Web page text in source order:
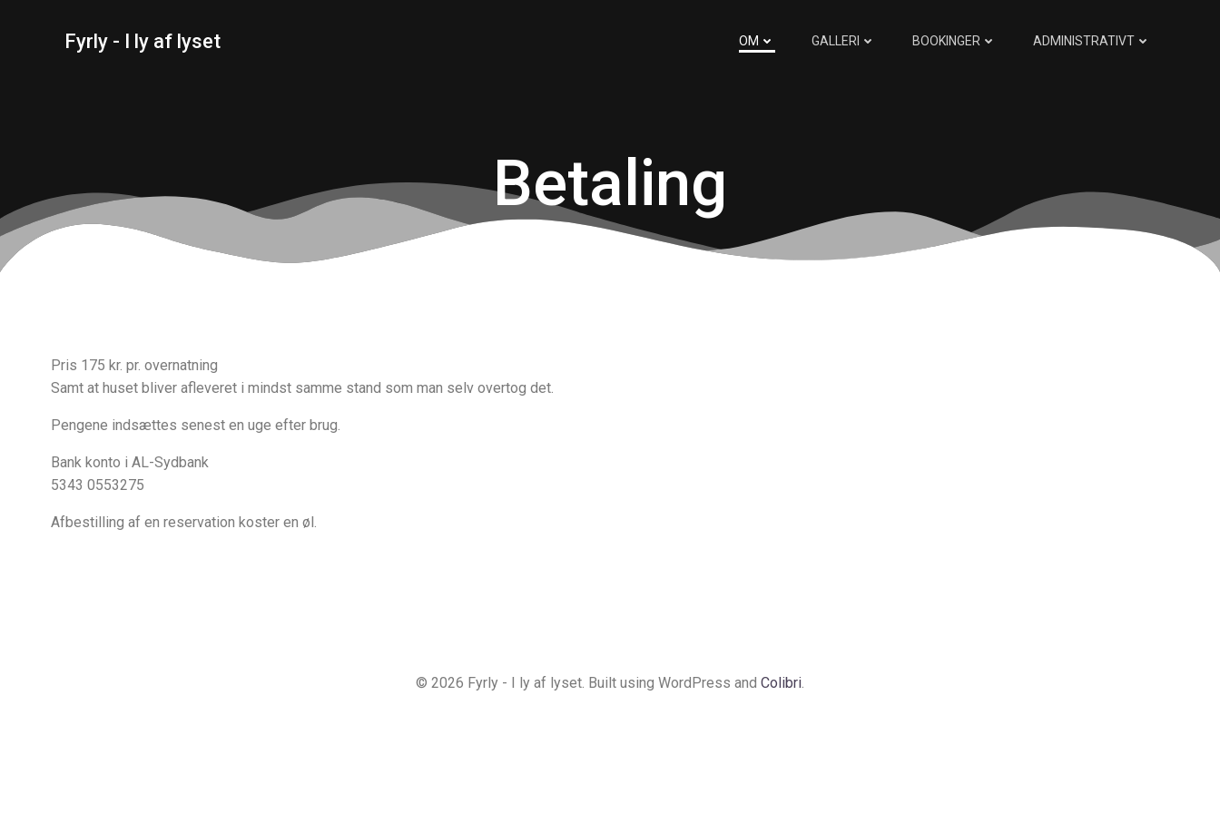
Fyrly - I ly af lyset OM GALLERI BOOKINGER ADMINISTRATIVT
Betaling
Pris 175 kr. pr. overnatning
Samt at huset bliver afleveret i mindst samme stand som man selv overtog det.
Pengene indsættes senest en uge efter brug.
Bank konto i AL-Sydbank
5343 0553275
Afbestilling af en reservation koster en øl.
© 2026 Fyrly - I ly af lyset. Built using WordPress and Colibri.